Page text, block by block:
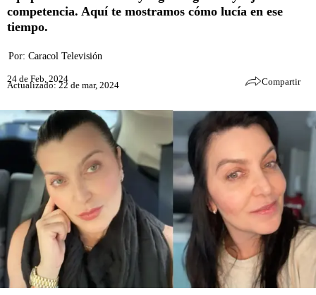
competencia. Aquí te mostramos cómo lucía en ese
tiempo.
Por: Caracol Televisión
24 de Feb, 2024
Actualizado: 22 de mar, 2024 Compartir